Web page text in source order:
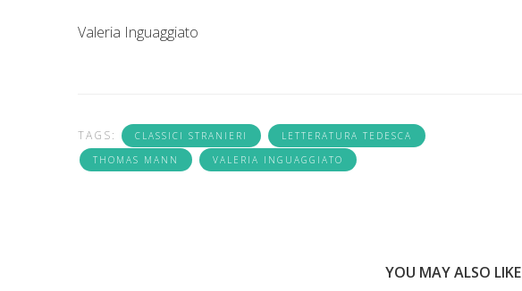
Valeria Inguaggiato
TAGS: CLASSICI STRANIERI
LETTERATURA TEDESCA
THOMAS MANN
VALERIA INGUAGGIATO
YOU MAY ALSO LIKE